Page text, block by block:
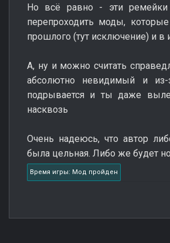
Но всё равно - эти ремейки
перепроходить моды,
прошлого (тут исключение) и в
А, ну и можно считать
абсолютно невидимый и
подрывается и ты даже
насквозь
Очень надеюсь, что автор
была цельная. Либо же будет
Время игры: Мод пройден